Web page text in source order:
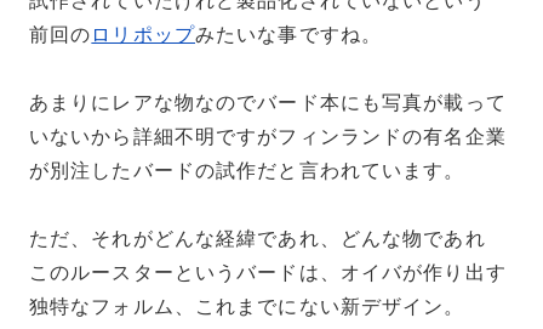
前回の ロリポップみたいな事ですね。
あまりにレアな物なのでバード本にも写真が載って
いないから詳細不明ですがフィンランドの有名企業
が別注したバードの試作だと言われています。
ただ、それがどんな経緯であれ、どんな物であれ
このルースターというバードは、オイバが作り出す
独特なフォルム、これまでにない新デザイン。